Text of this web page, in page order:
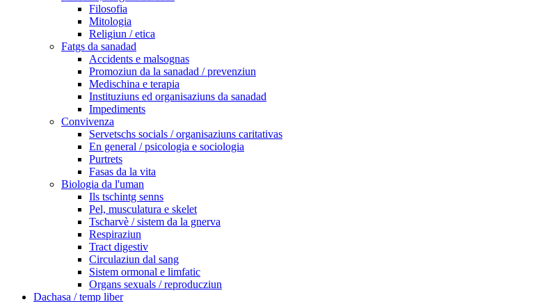
Filosofia
Mitologia
Religiun / etica
Fatgs da sanadad
Accidents e malsognas
Promoziun da la sanadad / prevenziun
Medischina e terapia
Instituziuns ed organisaziuns da sanadad
Impediments
Convivenza
Servetschs socials / organisaziuns caritativas
En general / psicologia e sociologia
Purtrets
Fasas da la vita
Biologia da l'uman
Ils tschintg senns
Pel, musculatura e skelet
Tscharvè / sistem da la gnerva
Respiraziun
Tract digestiv
Circulaziun dal sang
Sistem ormonal e limfatic
Organs sexuals / reproducziun
Dachasa / temp liber